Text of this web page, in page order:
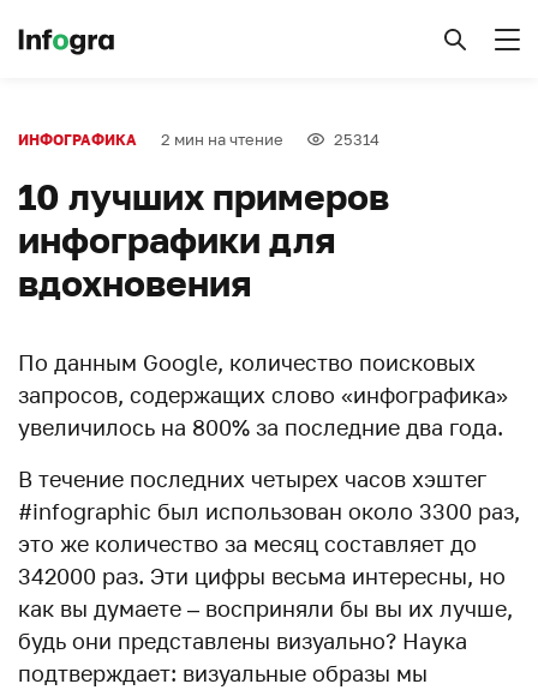
ИНФОГРАФИКА 2 мин на чтение 25314
10 лучших примеров
инфографики для
вдохновения
По данным Google, количество поисковых
запросов, содержащих слово «инфографика»
увеличилось на 800% за последние два года.
В течение последних четырех часов хэштег
#infographic был использован около 3300 раз,
это же количество за месяц составляет до
342000 раз. Эти цифры весьма интересны, но
как вы думаете – восприняли бы вы их лучше,
будь они представлены визуально? Наука
подтверждает: визуальные образы мы